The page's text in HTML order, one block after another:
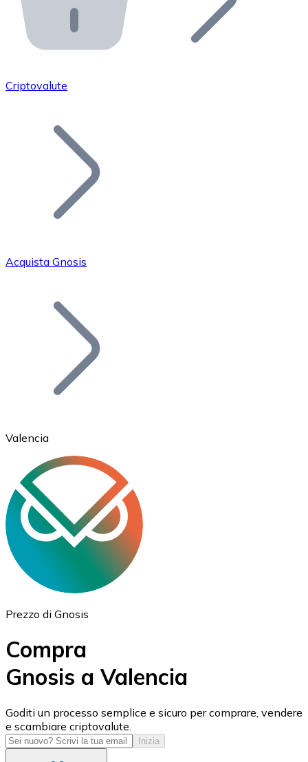
API Bitnovo
Integra la nostra API nel tuo ecosistema.
Unisciti alla nostra rete di rivenditori e
Aggiungi il token del tuo progetto al nostro servizio di
Bitcoin
Ethereum
ETH
USD Coin
USDC
Criptovalute
Acquista Gnosis
Valencia
Prezzo di Gnosis
Compra
Gnosis a Valencia
Goditi un processo semplice e sicuro per comprare, vendere
e scambiare criptovalute.
Inizia